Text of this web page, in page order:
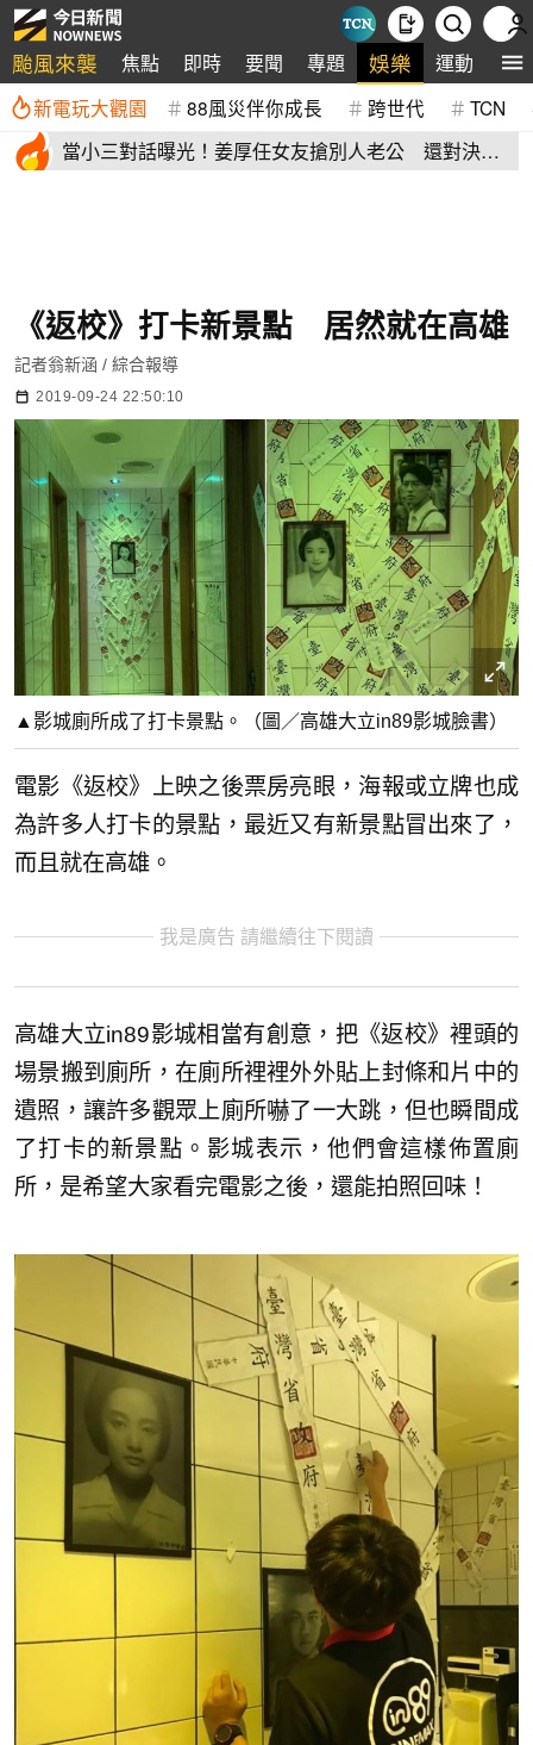
颱風來襲 焦點 即時 要聞 專題 娛樂 運動 全
新電玩大觀園 88風災伴你成長 跨世代 TCN
當小三對話曝光！姜厚任女友搶別人老公 還對決正
《返校》打卡新景點 居然就在高雄
記者翁新涵 / 綜合報導
2019-09-24 22:50:10
▲影城廁所成了打卡景點。（圖／高雄大立in89影城臉書）
電影《返校》上映之後票房亮眼，海報或立牌也成
為許多人打卡的景點，最近又有新景點冒出來了，
而且就在高雄。
我是廣告 請繼續往下閱讀
高雄大立in89影城相當有創意，把《返校》裡頭的
場景搬到廁所，在廁所裡裡外外貼上封條和片中的
遺照，讓許多觀眾上廁所嚇了一大跳，但也瞬間成
了打卡的新景點。影城表示，他們會這樣佈置廁
所，是希望大家看完電影之後，還能拍照回味！